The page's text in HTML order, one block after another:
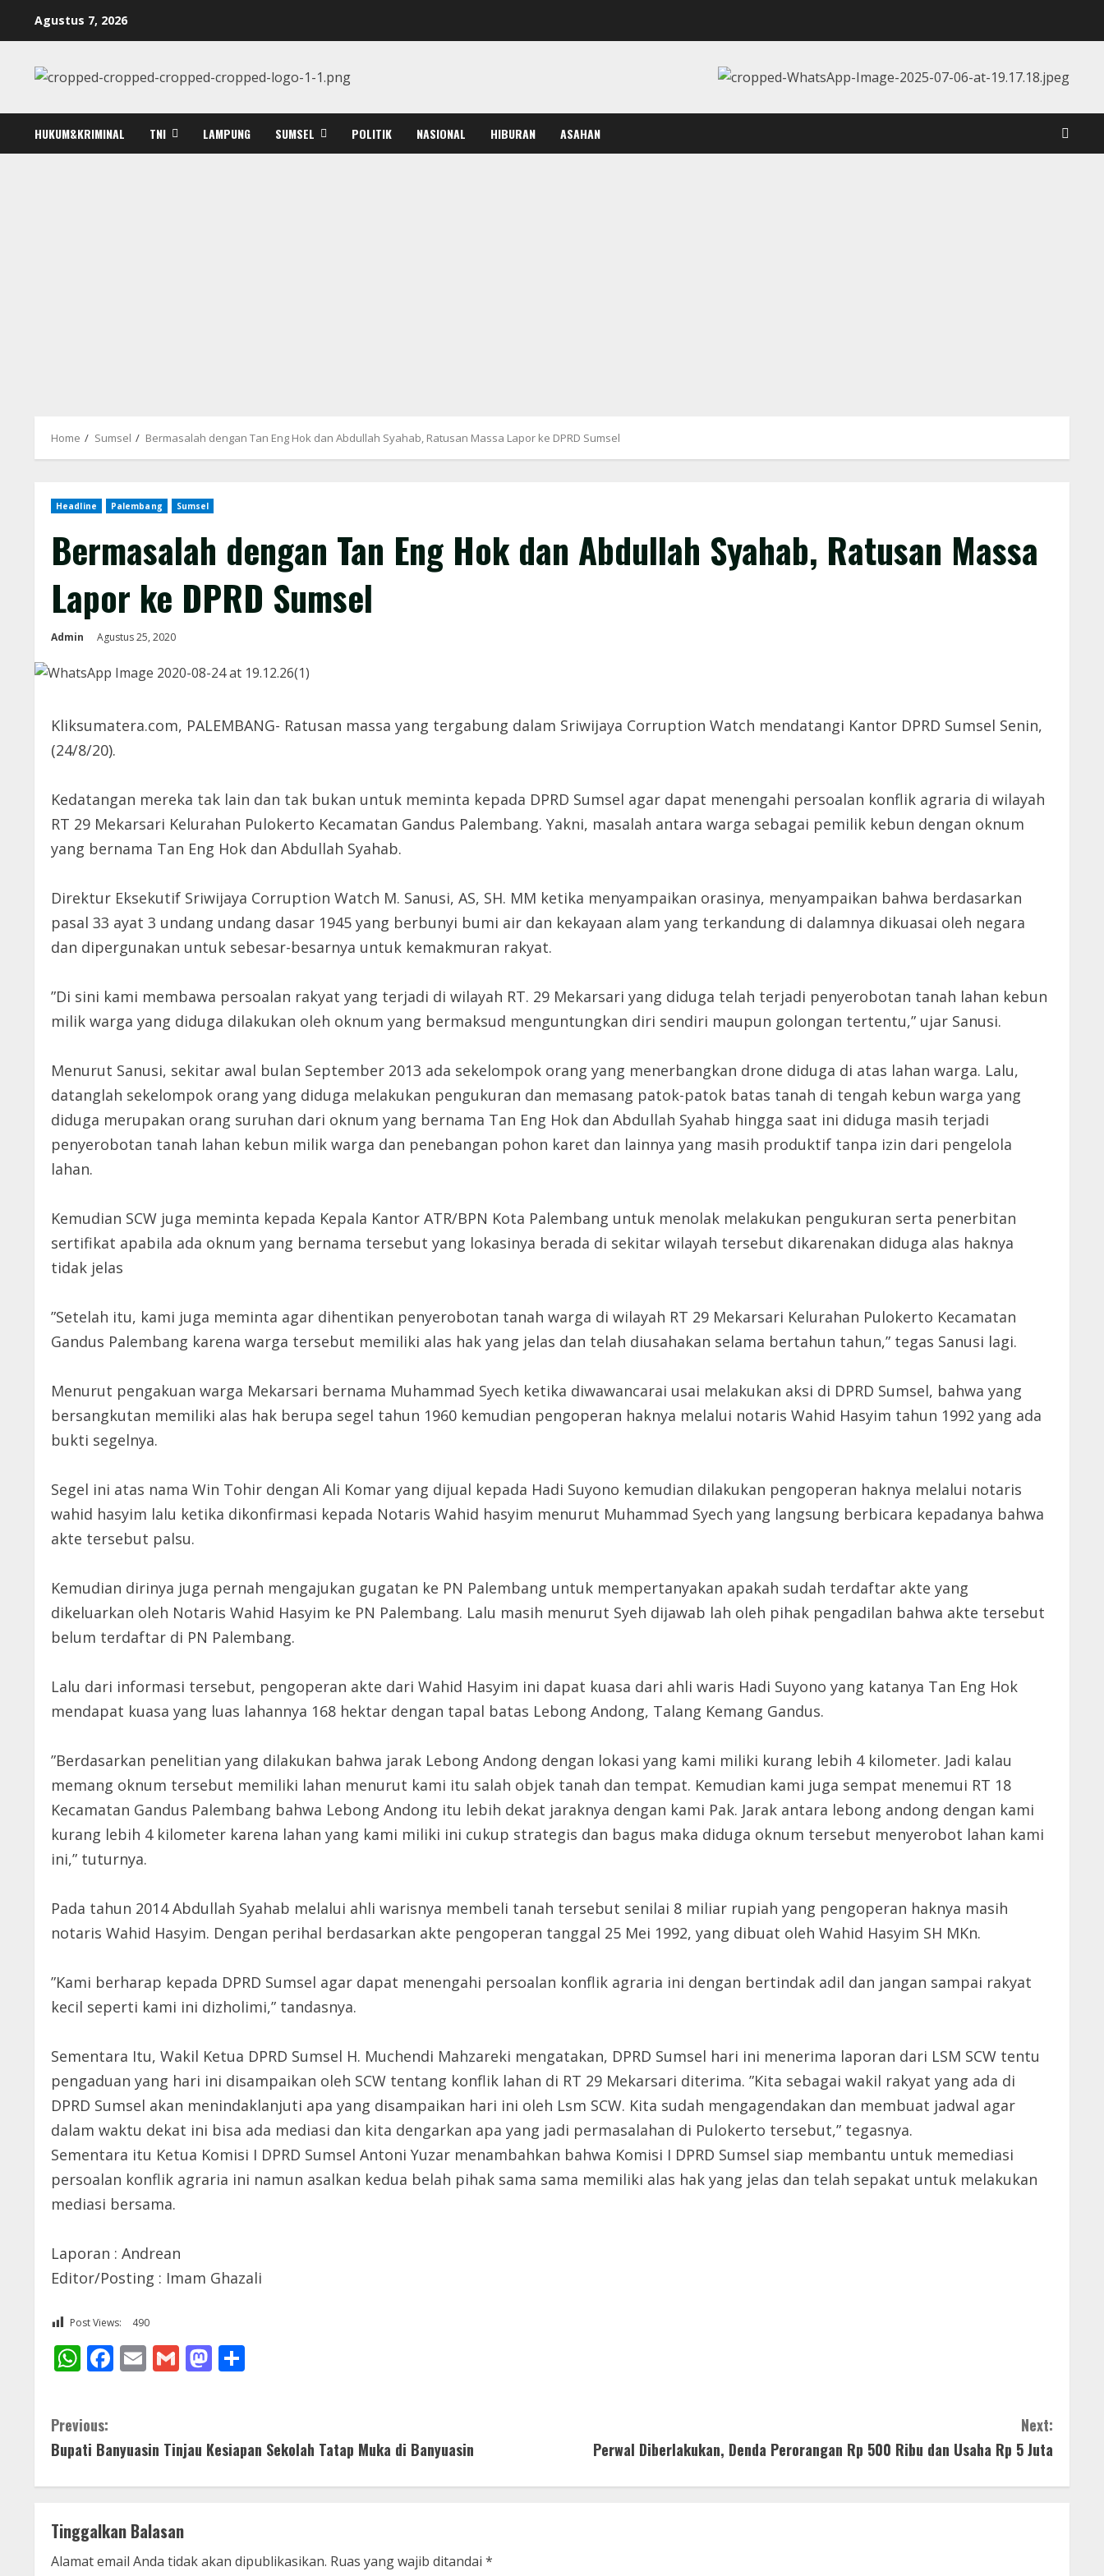
Agustus 7, 2026
HUKUM&KRIMINAL TNI LAMPUNG SUMSEL POLITIK NASIONAL HIBURAN ASAHAN
Home Sumsel Bermasalah dengan Tan Eng Hok dan Abdullah Syahab, Ratusan Massa Lapor ke DPRD Sumsel
Headline Palembang Sumsel
Bermasalah dengan Tan Eng Hok dan Abdullah Syahab, Ratusan Massa
Lapor ke DPRD Sumsel
Admin Agustus 25, 2020
Kliksumatera.com, PALEMBANG- Ratusan massa yang tergabung dalam Sriwijaya Corruption Watch mendatangi Kantor DPRD Sumsel Senin,
(24/8/20).
Kedatangan mereka tak lain dan tak bukan untuk meminta kepada DPRD Sumsel agar dapat menengahi persoalan konflik agraria di wilayah
RT 29 Mekarsari Kelurahan Pulokerto Kecamatan Gandus Palembang. Yakni, masalah antara warga sebagai pemilik kebun dengan oknum
yang bernama Tan Eng Hok dan Abdullah Syahab.
Direktur Eksekutif Sriwijaya Corruption Watch M. Sanusi, AS, SH. MM ketika menyampaikan orasinya, menyampaikan bahwa berdasarkan
pasal 33 ayat 3 undang undang dasar 1945 yang berbunyi bumi air dan kekayaan alam yang terkandung di dalamnya dikuasai oleh negara
dan dipergunakan untuk sebesar-besarnya untuk kemakmuran rakyat.
”Di sini kami membawa persoalan rakyat yang terjadi di wilayah RT. 29 Mekarsari yang diduga telah terjadi penyerobotan tanah lahan kebun
milik warga yang diduga dilakukan oleh oknum yang bermaksud menguntungkan diri sendiri maupun golongan tertentu,” ujar Sanusi.
Menurut Sanusi, sekitar awal bulan September 2013 ada sekelompok orang yang menerbangkan drone diduga di atas lahan warga. Lalu,
datanglah sekelompok orang yang diduga melakukan pengukuran dan memasang patok-patok batas tanah di tengah kebun warga yang
diduga merupakan orang suruhan dari oknum yang bernama Tan Eng Hok dan Abdullah Syahab hingga saat ini diduga masih terjadi
penyerobotan tanah lahan kebun milik warga dan penebangan pohon karet dan lainnya yang masih produktif tanpa izin dari pengelola
lahan.
Kemudian SCW juga meminta kepada Kepala Kantor ATR/BPN Kota Palembang untuk menolak melakukan pengukuran serta penerbitan
sertifikat apabila ada oknum yang bernama tersebut yang lokasinya berada di sekitar wilayah tersebut dikarenakan diduga alas haknya
tidak jelas
”Setelah itu, kami juga meminta agar dihentikan penyerobotan tanah warga di wilayah RT 29 Mekarsari Kelurahan Pulokerto Kecamatan
Gandus Palembang karena warga tersebut memiliki alas hak yang jelas dan telah diusahakan selama bertahun tahun,” tegas Sanusi lagi.
Menurut pengakuan warga Mekarsari bernama Muhammad Syech ketika diwawancarai usai melakukan aksi di DPRD Sumsel, bahwa yang
bersangkutan memiliki alas hak berupa segel tahun 1960 kemudian pengoperan haknya melalui notaris Wahid Hasyim tahun 1992 yang ada
bukti segelnya.
Segel ini atas nama Win Tohir dengan Ali Komar yang dijual kepada Hadi Suyono kemudian dilakukan pengoperan haknya melalui notaris
wahid hasyim lalu ketika dikonfirmasi kepada Notaris Wahid hasyim menurut Muhammad Syech yang langsung berbicara kepadanya bahwa
akte tersebut palsu.
Kemudian dirinya juga pernah mengajukan gugatan ke PN Palembang untuk mempertanyakan apakah sudah terdaftar akte yang
dikeluarkan oleh Notaris Wahid Hasyim ke PN Palembang. Lalu masih menurut Syeh dijawab lah oleh pihak pengadilan bahwa akte tersebut
belum terdaftar di PN Palembang.
Lalu dari informasi tersebut, pengoperan akte dari Wahid Hasyim ini dapat kuasa dari ahli waris Hadi Suyono yang katanya Tan Eng Hok
mendapat kuasa yang luas lahannya 168 hektar dengan tapal batas Lebong Andong, Talang Kemang Gandus.
”Berdasarkan penelitian yang dilakukan bahwa jarak Lebong Andong dengan lokasi yang kami miliki kurang lebih 4 kilometer. Jadi kalau
memang oknum tersebut memiliki lahan menurut kami itu salah objek tanah dan tempat. Kemudian kami juga sempat menemui RT 18
Kecamatan Gandus Palembang bahwa Lebong Andong itu lebih dekat jaraknya dengan kami Pak. Jarak antara lebong andong dengan kami
kurang lebih 4 kilometer karena lahan yang kami miliki ini cukup strategis dan bagus maka diduga oknum tersebut menyerobot lahan kami
ini,” tuturnya.
Pada tahun 2014 Abdullah Syahab melalui ahli warisnya membeli tanah tersebut senilai 8 miliar rupiah yang pengoperan haknya masih
notaris Wahid Hasyim. Dengan perihal berdasarkan akte pengoperan tanggal 25 Mei 1992, yang dibuat oleh Wahid Hasyim SH MKn.
”Kami berharap kepada DPRD Sumsel agar dapat menengahi persoalan konflik agraria ini dengan bertindak adil dan jangan sampai rakyat
kecil seperti kami ini dizholimi,” tandasnya.
Sementara Itu, Wakil Ketua DPRD Sumsel H. Muchendi Mahzareki mengatakan, DPRD Sumsel hari ini menerima laporan dari LSM SCW tentu
pengaduan yang hari ini disampaikan oleh SCW tentang konflik lahan di RT 29 Mekarsari diterima. ”Kita sebagai wakil rakyat yang ada di
DPRD Sumsel akan menindaklanjuti apa yang disampaikan hari ini oleh Lsm SCW. Kita sudah mengagendakan dan membuat jadwal agar
dalam waktu dekat ini bisa ada mediasi dan kita dengarkan apa yang jadi permasalahan di Pulokerto tersebut,” tegasnya.
Sementara itu Ketua Komisi I DPRD Sumsel Antoni Yuzar menambahkan bahwa Komisi I DPRD Sumsel siap membantu untuk memediasi
persoalan konflik agraria ini namun asalkan kedua belah pihak sama sama memiliki alas hak yang jelas dan telah sepakat untuk melakukan
mediasi bersama.
Laporan : Andrean
Editor/Posting : Imam Ghazali
Post Views: 490
WhatsApp
Facebook
EmailGmailMastodon
C
o
n
t
i
Previous:
Bupati Banyuasin Tinjau Kesiapan Sekolah Tatap Muka di Banyuasin
Next:
Perwal Diberlakukan, Denda Perorangan Rp 500 Ribu dan Usaha Rp 5 Juta
Tinggalkan Balasan
Alamat email Anda tidak akan dipublikasikan. Ruas yang wajib ditandai *